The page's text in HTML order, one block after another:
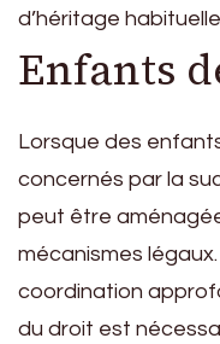
d’héritage
Enfants
Lorsque des
concernés par la
peut être
mécanismes
coordination
du droit est